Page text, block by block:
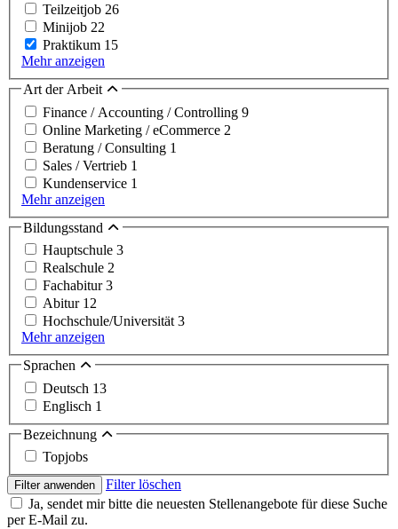
Teilzeitjob 26
Minijob 22
Praktikum 15
Mehr anzeigen
Art der Arbeit
Finance / Accounting / Controlling 9
Online Marketing / eCommerce 2
Beratung / Consulting 1
Sales / Vertrieb 1
Kundenservice 1
Mehr anzeigen
Bildungsstand
Hauptschule 3
Realschule 2
Fachabitur3
Abitur 12
Hochschule/Universität 3
Mehr anzeigen
Sprachen
Deutsch 13
Englisch 1
Bezeichnung
Topjobs
Filter anwenden
Filter löschen
Ja, sendet mir bitte die neuesten Stellenangebote für diese Suche
per E-Mail zu.